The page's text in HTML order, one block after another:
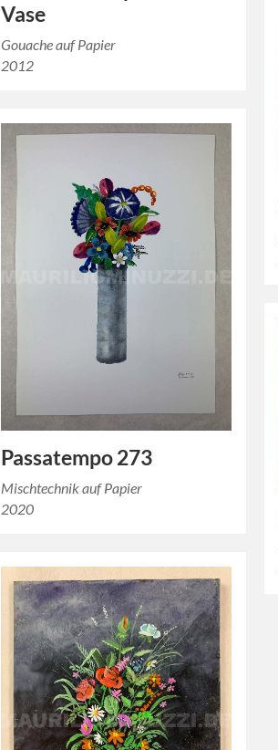
Vase
Gouache auf Papier
2012
Passatempo 273
Mischtechnik auf Papier
2020